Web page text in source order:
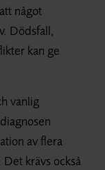
något
Dödsfall,
kan ge
vanlig
av flera
krävs också